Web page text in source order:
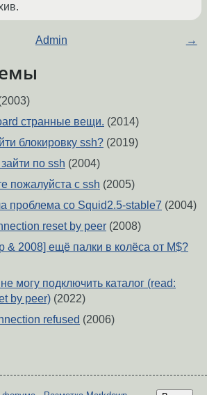
Admin →
странные вещи. (2014)
блокировку ssh? (2019)
по ssh (2004)
пожалуйста с ssh (2005)
проблема со Squid2.5-stable7 (2004)
reset by peer (2008)
& 2008] ещё палки в колёса от M$?
могу подключить каталог (read:
by peer) (2022)
refused (2006)